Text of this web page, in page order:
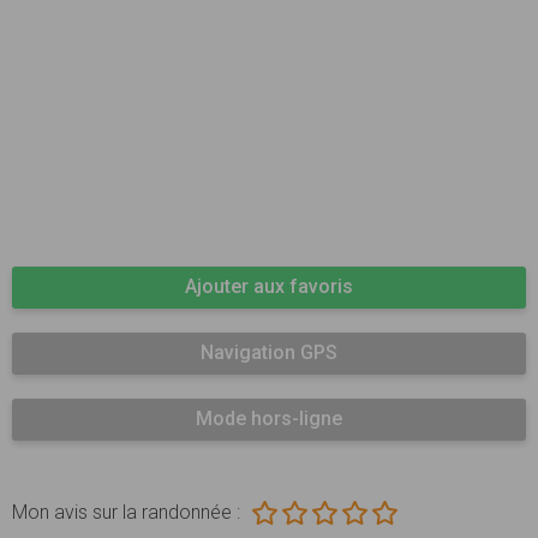
Ajouter aux favoris
Navigation GPS
Mode hors-ligne
Mon avis sur la randonnée :